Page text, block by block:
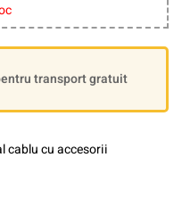
transport gratuit
cablu cu accesorii